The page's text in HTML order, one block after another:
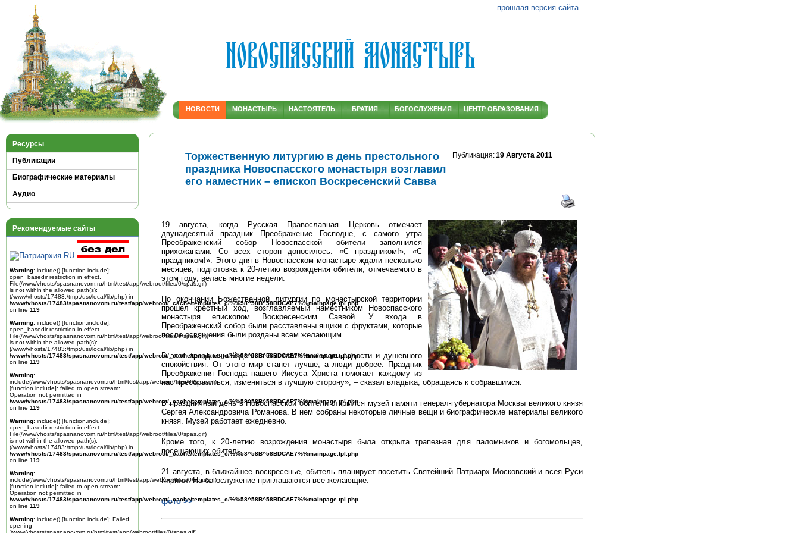
Торжественную литургию в день престольного
праздника Новоспасского монастыря возглавил
его наместник – епископ Воскресенский Савва
Публикация:19 Августа 2011
19 августа, когда Русская Православная Церковь отмечает
двунадесятый праздник Преображение Господне, с самого утра
Преображенский собор Новоспасской обители заполнился
прихожанами. Со всех сторон доносилось: «С праздником!», «С
праздником!». Этого дня в Новоспасском монастыре ждали несколько
месяцев, подготовка к 20-летию возрождения обители, отмечаемого в
этом году, велась многие недели.
По окончании Божественной литургии по монастырской территории
прошел крестный ход, возглавляемый наместником Новоспасского
монастыря епископом Воскресенским Саввой. У входа в
Преображенский собор были расставлены ящики с фруктами, которые
после освящения были розданы всем желающим.
В этот праздничный день я бы хотел пожелать радости и душевного
спокойствия. От этого мир станет лучше, а люди добрее. Праздник
Преображения Господа нашего Иисуса Христа помогает каждому из
нас преобразиться, измениться в лучшую сторону», – сказал владыка, обращаясь к собравшимся.
В праздничный день в Новоспасской обители открылся музей памяти генерал-губернатора Москвы великого князя
Сергея Александровича Романова. В нем собраны некоторые личные вещи и биографические материалы великого
князя. Музей работает ежедневно.
Кроме того, к 20-летию возрождения монастыря была открыта трапезная для паломников и богомольцев,
посещающих обитель.
21 августа, в ближайшее воскресенье, обитель планирует посетить Святейший Патриарх Московский и всея Руси
Кирилл. На богослужение приглашаются все желающие.
фото >>
НОВОСТИ МОНАСТЫРЬ НАСТОЯТЕЛЬ БРАТИЯ БОГОСЛУЖЕНИЯ ЦЕНТР ОБРАЗОВАНИЯ
Ресурсы
Публикации
Биографические материалы
Аудио
Рекомендуемые сайты
Warning: include() [function.include]:
open_basedir restriction in effect.
File(/www/vhosts/spasnanovom.ru/html/test/app/webroot/files/0/spas.gif)
is not within the allowed path(s):
(/www/vhosts/17483:/tmp:/usr/local/lib/php) in
/www/vhosts/17483/spasnanovom.ru/test/app/webroot/_cache/templates_c/%%58^58B^58BDCAE7%%mainpage.tpl.php
on line 119
Warning: include() [function.include]:
open_basedir restriction in effect.
File(/www/vhosts/spasnanovom.ru/html/test/app/webroot/files/0/spas.gif)
is not within the allowed path(s):
(/www/vhosts/17483:/tmp:/usr/local/lib/php) in
/www/vhosts/17483/spasnanovom.ru/test/app/webroot/_cache/templates_c/%%58^58B^58BDCAE7%%mainpage.tpl.php
on line 119
Warning:
include(/www/vhosts/spasnanovom.ru/html/test/app/webroot/files/0/spas.gif)
[function.include]: failed to open stream:
Operation not permitted in
/www/vhosts/17483/spasnanovom.ru/test/app/webroot/_cache/templates_c/%%58^58B^58BDCAE7%%mainpage.tpl.php
on line 119
Warning: include() [function.include]:
open_basedir restriction in effect.
File(/www/vhosts/spasnanovom.ru/html/test/app/webroot/files/0/spas.gif)
is not within the allowed path(s):
(/www/vhosts/17483:/tmp:/usr/local/lib/php) in
/www/vhosts/17483/spasnanovom.ru/test/app/webroot/_cache/templates_c/%%58^58B^58BDCAE7%%mainpage.tpl.php
on line 119
Warning:
include(/www/vhosts/spasnanovom.ru/html/test/app/webroot/files/0/spas.gif)
[function.include]: failed to open stream:
Operation not permitted in
/www/vhosts/17483/spasnanovom.ru/test/app/webroot/_cache/templates_c/%%58^58B^58BDCAE7%%mainpage.tpl.php
on line 119
Warning: include() [function.include]: Failed
opening
прошлая версия сайта